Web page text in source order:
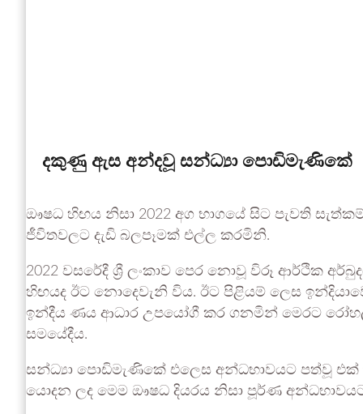
දකුණු ඇස අන්දවූ සන්ධ්‍යා පොඩිමැණිකේ
ඖෂධ හිඟය නිසා 2022 අග භාගයේ සිට පැවති
ජීවිතවලට දැඩි බලපෑමක් එල්ල කරමිනි.
2022 වසරේදී ශ්‍රී ලංකාව පෙර නොවූ විරූ ආර්ථික
හිඟයද ඊට නොදෙවැනි විය. ඊට පිළියම් ලෙස
ඉන්දීය ණය ආධාර උපයෝගී කර ගනමින් මෙරට
සමයේදීය.
සන්ධ්‍යා පොඩිමැණිකේ එලෙස අන්ධභාවයට පත්වූ
යොදන ලද මෙම ඖෂධ දියරය නිසා පූර්ණ